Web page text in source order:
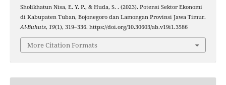
Sholikhatun Nisa, E. Y. P., & Huda, S. . (2023). Potensi Sektor Ekonomi
di Kabupaten Tuban, Bojonegoro dan Lamongan Provinsi Jawa Timur.
Al-Buhuts, 19(1), 319–336. https://doi.org/10.30603/ab.v19i1.3586
More Citation Formats